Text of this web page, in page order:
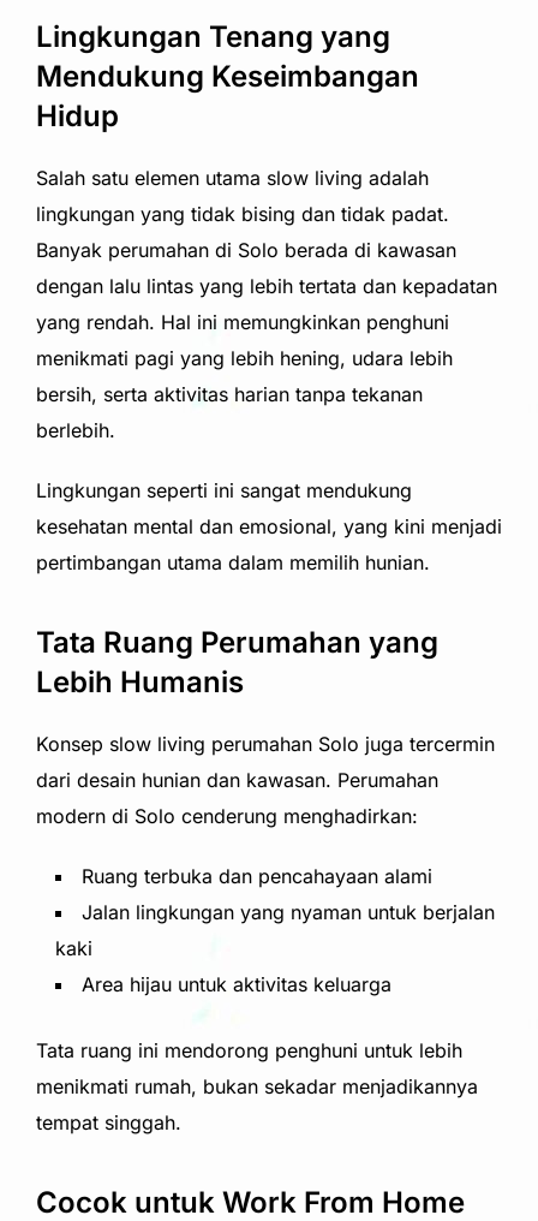
Lingkungan Tenang yang
Mendukung Keseimbangan
Hidup
Salah satu elemen utama slow living adalah
lingkungan yang tidak bising dan tidak padat.
Banyak perumahan di Solo berada di kawasan
dengan lalu lintas yang lebih tertata dan kepadatan
yang rendah. Hal ini memungkinkan penghuni
menikmati pagi yang lebih hening, udara lebih
bersih, serta aktivitas harian tanpa tekanan
berlebih.
Lingkungan seperti ini sangat mendukung
kesehatan mental dan emosional, yang kini menjadi
pertimbangan utama dalam memilih hunian.
Tata Ruang Perumahan yang
Lebih Humanis
Konsep slow living perumahan Solo juga tercermin
dari desain hunian dan kawasan. Perumahan
modern di Solo cenderung menghadirkan:
Ruang terbuka dan pencahayaan alami
Jalan lingkungan yang nyaman untuk berjalan
kaki
Area hijau untuk aktivitas keluarga
Tata ruang ini mendorong penghuni untuk lebih
menikmati rumah, bukan sekadar menjadikannya
tempat singgah.
Cocok untuk Work From Home